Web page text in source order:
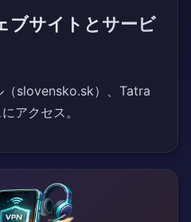
ブサイトとサービ
（slovensko.sk）、Tatra
アクセス。